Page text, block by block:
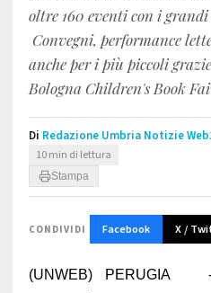
oltre 160 eventi con i
Convegni, performance
anche per i più piccoli
Bologna Children's Book
Di Redazione Umbria Notizie Web
10 min di lettura
Stampa
CONDIVIDI Facebook X /
(UNWEB) PERUGIA -